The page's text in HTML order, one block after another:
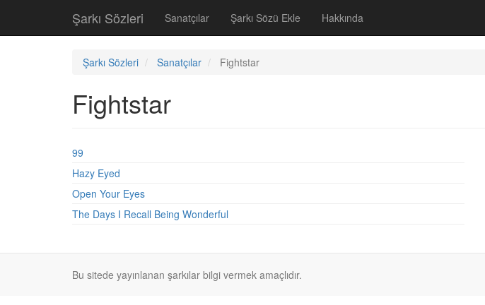
Şarkı Sözleri Sanatçılar Şarkı Sözü Ekle Hakkında
Şarkı Sözleri Sanatçılar Fightstar
Fightstar
99
Hazy Eyed
Open Your Eyes
The Days I Recall Being Wonderful
Bu sitede yayınlanan şarkılar bilgi vermek amaçlıdır.